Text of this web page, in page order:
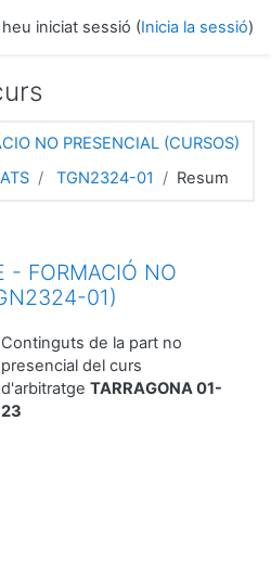
iniciat sessió (Inicia la sessió)
NO PRESENCIAL (CURSOS)
TGN2324-01 Resum
- FORMACIÓ NO
01)
Continguts de la part no
presencial del curs
d'arbitratge TARRAGONA 01-
23